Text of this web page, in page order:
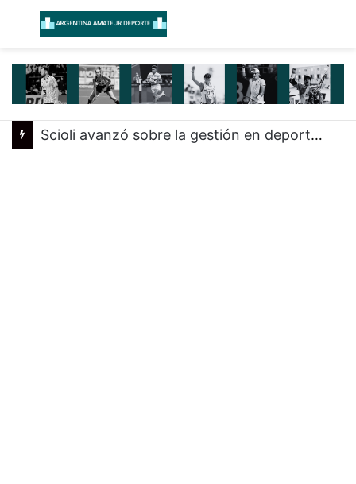
Menú
Scioli avanzó sobre la gestión en deportes con las federaciones nacionales